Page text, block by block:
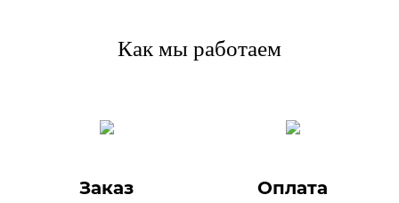
Как мы работаем
Заказ Оплата